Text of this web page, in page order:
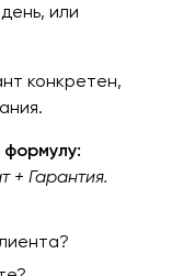
или
конкретен,
формулу:
+ Гарантия.